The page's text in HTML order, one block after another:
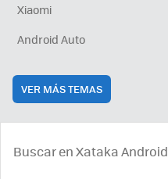
Xiaomi
Android Auto
VER MÁS TEMAS